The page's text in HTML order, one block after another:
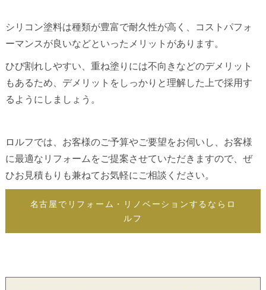
シリコン塗料は種類が豊富で耐久性が高く、コストパフォ
ーマンスが良いなどといったメリットがあります。
ひび割れしやすい、重ね塗りには不向きなどのデメリット
もあるため、デメリットをしっかりと理解した上で採用す
るようにしましょう。
ロルフでは、お客様のご予算やご要望をお伺いし、お客様
に最適なリフォームをご提案させていただきますので、ぜ
ひお見積もりも兼ねてお気軽にご相談ください。
名古屋でリフォーム・リノベーションするならロ
ルフ